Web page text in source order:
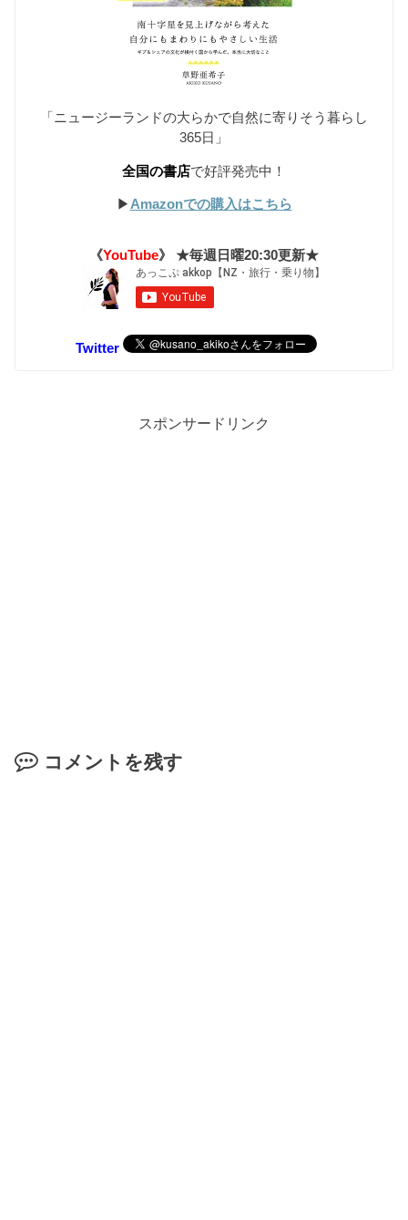
「ニュージーランドの大らかで自然に寄りそう暮らし
365日」
全国の書店で好評発売中！
▶︎Amazonでの購入はこちら
《YouTube》 ★毎週日曜20:30更新★
Twitter
スポンサードリンク
コメントを残す